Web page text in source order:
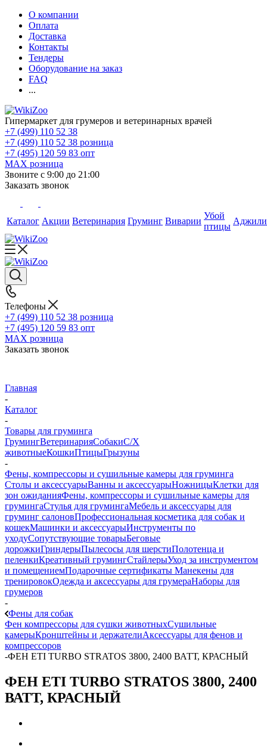
О компании
Оплата
Доставка
Контакты
Тендеры
Оборудование на заказ
FAQ
...
Гипермаркет для грумеров и ветеринарных врачей
+7 (499) 110 52 38
+7 (499) 110 52 38 розница
+7 (495) 120 59 83 опт
MAX розница
Звоните с 9:00 до 21:00
Заказать звонок
Каталог Акции Ветеринария Груминг Виварии
Убой
птицы
Телефоны
+7 (499) 110 52 38 розница
+7 (495) 120 59 83 опт
MAX розница
Заказать звонок
Главная
-
Каталог
-
Товары для груминга
ГрумингВетеринарияСобакиС/Х
животныеКошкиПтицыГрызуны
-
Фены, компрессоры и сушильные камеры для груминга
Столы и аксессуарыВанны и аксессуарыНожницыКлетки для
зон ожиданияФены, компрессоры и сушильные камеры для
грумингаСтулья для грумингаМебель и аксессуары для
груминг салоновПрофессиональная косметика для собак и
кошекМашинки и аксессуарыИнструменты по
уходуСопутствующие товарыБеговые
дорожкиГриндерыПылесосы для шерстиПолотенца и
пеленкиКреативный грумингСтайлерыУход за инструментом
и помещениемПодарочные сертификаты Манекены для
тренировокОдежда и аксессуары для грумераНаборы для
грумеров
-
Фены для собак
Фен компрессоры для сушки животныхСушильные
камерыКронштейны и держателиАксессуары для фенов и
компрессоров
-ФЕН ETI TURBO STRATOS 3800, 2400 ВАТТ, КРАСНЫЙ
ФЕН ETI TURBO STRATOS 3800, 2400
ВАТТ, КРАСНЫЙ